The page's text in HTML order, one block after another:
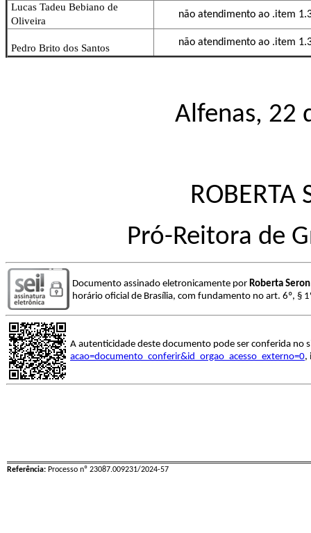
Lucas Tadeu Bebiano de
Oliveira
não atendimento ao .item
Pedro Brito dos Santos não atendimento ao .item
Alfenas, 22
ROBERTA
Pró-Reitora de
Documento assinado eletronicamente por Roberta
horário oficial de Brasília, com fundamento no art. 6º, §
A autenticidade deste documento pode ser conferida no
acao=documento_conferir&id_orgao_acesso_externo=0,
Referência: Processo nº 23087.009231/2024-57